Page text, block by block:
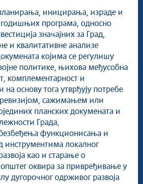
иницирања, израде и
програма, односно
значајних за Град,
и квалитативне анализе
којима се регулишу
политике, њихова међусобна
комплементарност и
на основу тога утврђују потребе
сажимањем или
планских докумената и
Града,
функционисања и
инструментима локалног
као и старање о
оквира за привређивање у
дугорочног одрживог развоја